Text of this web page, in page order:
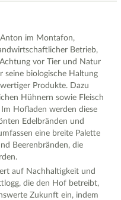
Anton im Montafon,
Betrieb,
vor Tier und Natur
biologische Haltung
Produkte. Dazu
Hühnern sowie Fleisch
Hofladen werden diese
Edelbränden und
eine breite Palette
Beerenbränden, die
auf Nachhaltigkeit und
die den Hof betreibt,
Zukunft ein, indem